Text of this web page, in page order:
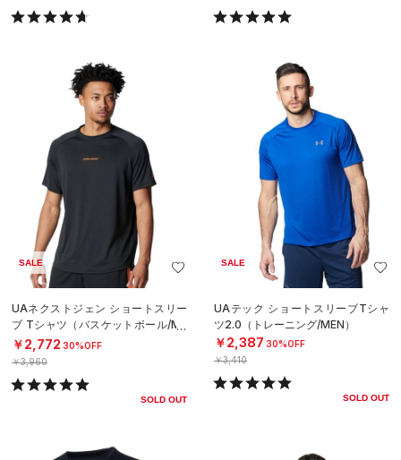
SALE
UAネクストジェン ショートスリー
ブ Tシャツ（バスケットボール/ME
N）
￥2,772 30%OFF
￥3,960
SOLD OUT
SALE
UAテック ショートスリーブTシャ
ツ2.0（トレーニング/MEN）
￥2,387 30%OFF
￥3,410
SOLD OUT